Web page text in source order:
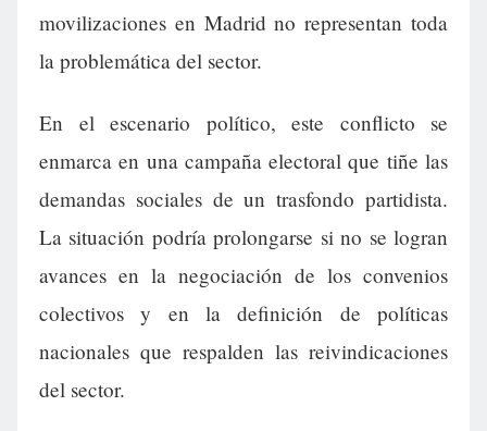
movilizaciones en Madrid no representan toda
la problemática del sector.
En el escenario político, este conflicto se
enmarca en una campaña electoral que tiñe las
demandas sociales de un trasfondo partidista.
La situación podría prolongarse si no se logran
avances en la negociación de los convenios
colectivos y en la definición de políticas
nacionales que respalden las reivindicaciones
del sector.